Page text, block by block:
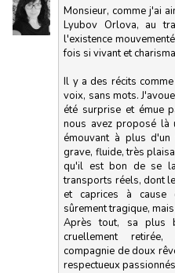
Monsieur, comme j'ai
Lyubov Orlova, au
l'existence
fois si vivant et
Il y a des récits
voix, sans mots.
été surprise et émue
nous avez proposé là
émouvant à plus
grave, fluide, très
qu'il est bon de se
transports réels, dont
et caprices à cause
sûrement tragique,
Après tout, sa
cruellement
compagnie de doux
respectueux